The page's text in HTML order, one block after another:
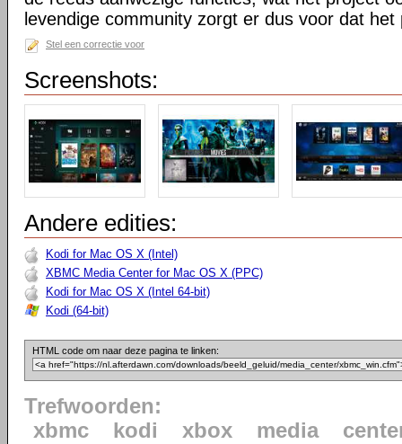
levendige community zorgt er dus voor dat
Stel een correctie voor
Screenshots:
Andere edities:
Kodi for Mac OS X (Intel)
XBMC Media Center for Mac OS X (PPC)
Kodi for Mac OS X (Intel 64-bit)
Kodi (64-bit)
HTML code om naar deze pagina te linken:
Trefwoorden:
xbmc
kodi xbox media